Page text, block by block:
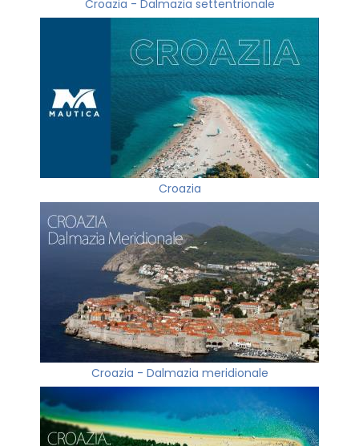
Croazia - Dalmazia settentrionale
Croazia
Croazia - Dalmazia meridionale